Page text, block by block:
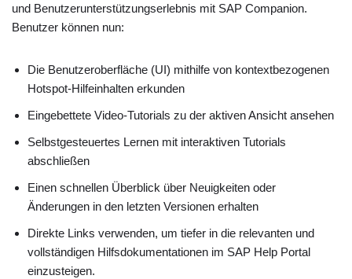
und Benutzerunterstützungserlebnis mit SAP Companion.
Benutzer können nun:
Die Benutzeroberfläche (UI) mithilfe von kontextbezogenen
Hotspot-Hilfeinhalten erkunden
Eingebettete Video-Tutorials zu der aktiven Ansicht ansehen
Selbstgesteuertes Lernen mit interaktiven Tutorials
abschließen
Einen schnellen Überblick über Neuigkeiten oder
Änderungen in den letzten Versionen erhalten
Direkte Links verwenden, um tiefer in die relevanten und
vollständigen Hilfsdokumentationen im SAP Help Portal
einzusteigen.